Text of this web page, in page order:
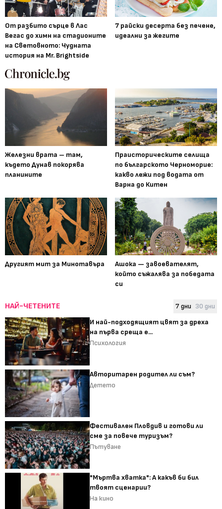
От разбито сърце в Лас
Вегас до химн на стадионите
на Световното: Чудната
история на Mr. Brightside
7 райски десерта без печене,
идеални за жегите
Железни врата – там,
където Дунав покорява
планините
Праисторическите селища
по българското Черноморие:
какво лежи под водата от
Варна до Китен
Другият мит за Минотавъра
Ашока — завоевателят,
който съжалява за победата
си
НАЙ-ЧЕТЕНИТЕ 7 дни 30 дни
И най-подходящият цвят за дреха
на първа среща е...
Психология
Авторитарен родител ли съм?
Детето
Фестивален Пловдив и готови ли
сме за повече туризъм?
Пътуване
"Мъртва хватка": А какъв би бил
твоят сценарии?
На кино